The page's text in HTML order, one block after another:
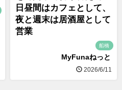
日昼間はカフェとして、
夜と週末は居酒屋として
営業
船橋
MyFunaねっと
2026/6/11